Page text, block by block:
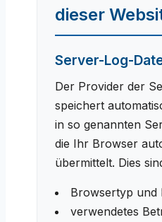
dieser
Server-Log-
Der Provider der
speichert
in so genannten
die Ihr Browser
übermittelt. Dies
Browsertyp und
verwendetes